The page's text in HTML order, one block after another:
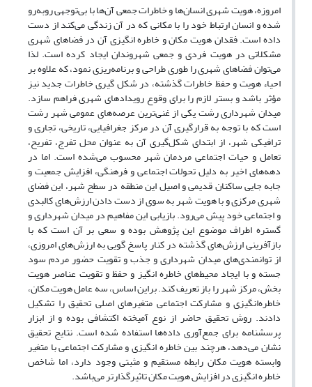
امروزه، هویت شهری انسان‌ها و خاطرات جمعی آن‌ها با بی‌توجهی روبه‌رو
شده و انسان ارتباط خود را با مکانی که در آن زندگی می‌کند از دست
داده است. فقدان هویت مکان و خاطره انگیزی آن‌ در فضاهای شهری
مشکلاتی در هویت فردی و جمعی شهروندان ایجاد کرده است. لذا
می‌توان فضاهای شهری را طوری طراحی و برنامه‌ریزی نمود، که علاوه بر
احیاء هویت و حفظ خاطرات گذشته، در شکل گیری خاطرات جدید نیز
مؤثر باشد و بستر لازم را برای وقوع رویدادهای شهری فراهم سازد.
میدان شهرداری رشت یکی از غنی‌ترین عرصه‌های عمومی شهر رشت
است که با توجه به قرارگیری آن در مرکز جغرافیایی، تاریخی، تجاری و
ترافیکی شهر، از ابتدای شکل‌گیری آن به عنوان محل تفرج، تفریح،
تعامل و حیات اجتماعی مردمان شهر محسوب می‌شده است. اما در
دهه‌های اخیر به دلیل تحولات اجتماعی و فرهنگی، افزایش جمعیت و
جابه جایی ساکنان قدیمی و اصیل این منطقه در سطح شهر، این فضای
شهری مرکزی و با هویت شهر به سوی از دست دادن ارزش‌های کالبدی
و اجتماعی خود پیش می‌رود. بازیابی این مفاهیم در میدان شهرداری و
گستره اطراف موضوع این پژوهش بوده و سعی بر آن است که با
بازآفرینی ارزش‌های گذشته در کنار پاسخ گویی به ارزش‌های امروزی،
از توانمندی‌های میدان شهرداری و جذب و تقویت حضور مردم سود
جسته و با ایجاد محیط‌های خاطره انگیز و حفظ و تقویت عناصر هویت
بخش، مرکز شهر را باز تعریف کند. براین اساس، سه عامل هویت مکان،
خاطره‌انگیزی و مشارکت اجتماعی متغیرهای اصلی تحقیق را تشکیل
دادند. روش تحقیق حاضر از نوع آمیخته اکتشافی بوده و از ابزار
پرسشنامه برای جمع‌آوری داده‌ها استفاده شده است. نتایج تحقیق
نشان می‌دهد، هرچند بین خاطره انگیزی و مشارکت اجتماعی با متغیر
وابسته هویت مکان رابطه مستقیم و مثبتی وجود دارد، اما شاخص
خاطره انگیزی در افزایش هویت مکان تاثیر‌گذارتر می‌باشد.